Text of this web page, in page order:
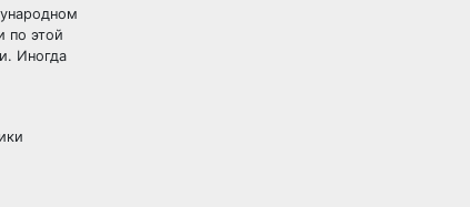
по этой
Иногда